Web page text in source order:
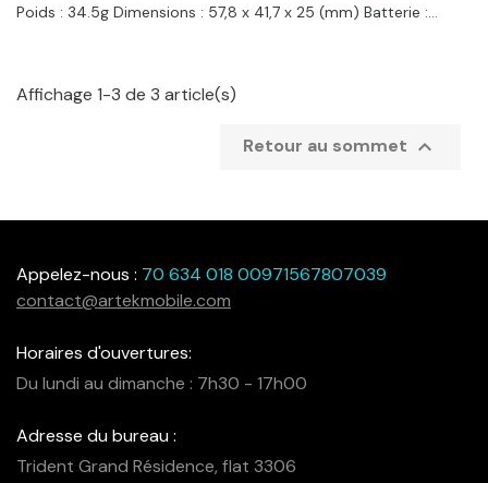
Poids : 34.5g Dimensions : 57,8 x 41,7 x 25 (mm) Batterie :
Affichage 1-3 de 3 article(s)
Retour au sommet 
Appelez-nous : 70 634 018 00971567807039
contact@artekmobile.com
Horaires d'ouvertures:
Du lundi au dimanche : 7h30 - 17h00
Adresse du bureau :
Trident Grand Résidence, flat 3306